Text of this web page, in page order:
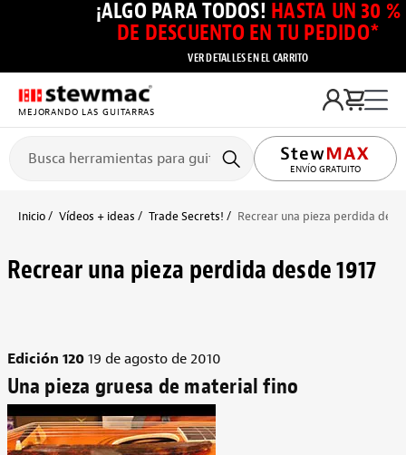
¡ALGO PARA TODOS! HASTA UN 30 %
DE DESCUENTO EN TU PEDIDO*
VER DETALLES EN EL CARRITO
MEJORANDO LAS GUITARRAS
ENVÍO GRATUITO
Inicio Vídeos + ideas Trade Secrets! Recrear una pieza perdida
Recrear una pieza perdida desde 1917
Edición 12019 de agosto de 2010
Una pieza gruesa de material fino